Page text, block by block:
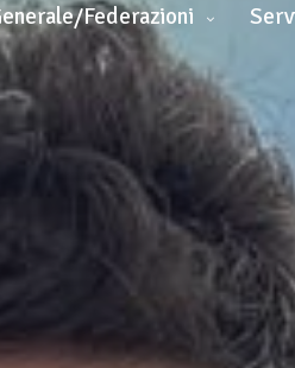
Federazioni